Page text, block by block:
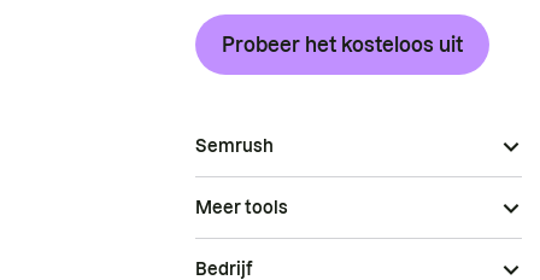
Probeer het kosteloos uit
Semrush
Meer tools
Bedrijf